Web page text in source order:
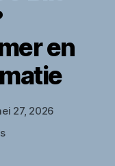
en
27, 2026
op